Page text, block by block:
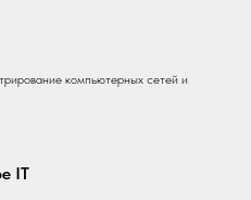
компьютерных сетей и
IT